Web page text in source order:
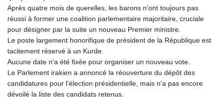
Après quatre mois de querelles, les barons n'ont toujours pas
réussi à former une coalition parlementaire majoritaire, cruciale
pour désigner par la suite un nouveau Premier ministre.
Le poste largement honorifique de président de la République est
tacitement réservé à un Kurde.
Aucune date n'a été fixée pour organiser un nouveau vote.
Le Parlement irakien a annoncé la réouverture du dépôt des
candidatures pour l'élection présidentielle, mais n'a pas encore
dévoilé la liste des candidats retenus.